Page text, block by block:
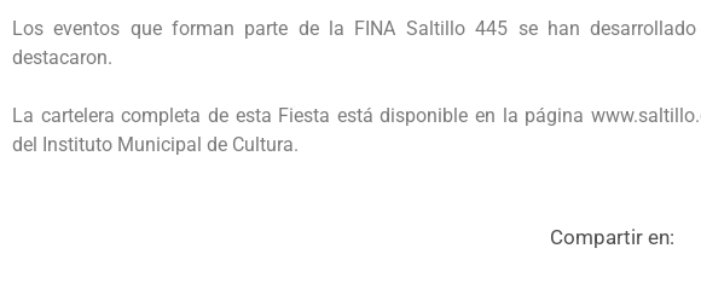
Los eventos que forman parte de la FINA Saltillo 445 se han
destacaron.
La cartelera completa de esta Fiesta está disponible en la página
del Instituto Municipal de Cultura.
Compartir en: